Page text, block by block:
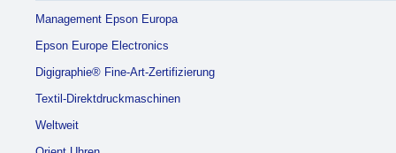
Management Epson Europa
Epson Europe Electronics
Digigraphie® Fine-Art-Zertifizierung
Textil-Direktdruckmaschinen
Weltweit